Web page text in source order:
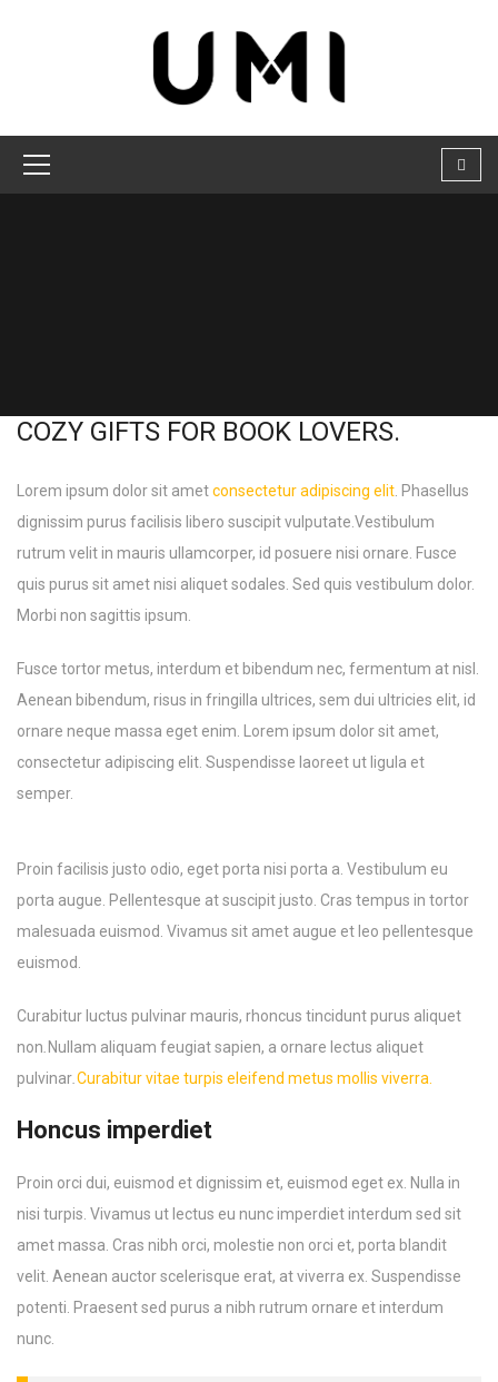
COZY GIFTS FOR BOOK LOVERS.
Lorem ipsum dolor sit ametconsectetur adipiscing elit . Phasellus
dignissim purus facilisis libero suscipit vulputate.Vestibulum
rutrum velit in mauris ullamcorper, id posuere nisi ornare. Fusce
quis purus sit amet nisi aliquet sodales. Sed quis vestibulum dolor.
Morbi non sagittis ipsum.
Fusce tortor metus, interdum et bibendum nec, fermentum at nisl.
Aenean bibendum, risus in fringilla ultrices, sem dui ultricies elit, id
ornare neque massa eget enim. Lorem ipsum dolor sit amet,
consectetur adipiscing elit. Suspendisse laoreet ut ligula et
semper.
Proin facilisis justo odio, eget porta nisi porta a. Vestibulum eu
porta augue. Pellentesque at suscipit justo. Cras tempus in tortor
malesuada euismod. Vivamus sit amet augue et leo pellentesque
euismod.
Curabitur luctus pulvinar mauris, rhoncus tincidunt purus aliquet
non Nullam aliquam feugiat sapien, a ornare lectus aliquet
pulvinar Curabitur vitae turpis eleifend metus mollis viverra.
Honcus imperdiet
Proin orci dui, euismod et dignissim et, euismod eget ex. Nulla in
nisi turpis. Vivamus ut lectus eu nunc imperdiet interdum sed sit
amet massa. Cras nibh orci, molestie non orci et, porta blandit
velit. Aenean auctor scelerisque erat, at viverra ex. Suspendisse
potenti. Praesent sed purus a nibh rutrum ornare et interdum
nunc.